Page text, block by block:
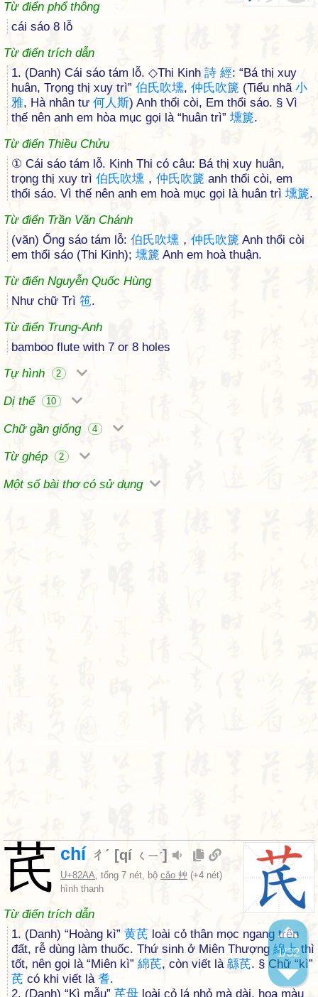
1/32
Từ điển phổ thông
cái sáo 8 lỗ
Từ điển trích dẫn
1. (Danh) Cái sáo tám lỗ. ◇Thi Kinh 詩 經: “Bá thị xuy
huân, Trọng thị xuy trì” 伯氏吹壎, 仲氏吹篪 (Tiểu nhã 小
雅, Hà nhân tư 何人斯) Anh thổi còi, Em thổi sáo. § Vì
thế nên anh em hòa mục gọi là “huân trì” 壎篪.
Từ điển Thiều Chửu
① Cái sáo tám lỗ. Kinh Thi có câu: Bá thị xuy huân,
trọng thị xuy trì 伯氏吹壎 ， 仲氏吹篪 anh thổi còi, em
thổi sáo. Vì thế nên anh em hoà mục gọi là huân trì 壎篪.
Từ điển Trần Văn Chánh
(văn) Ống sáo tám lỗ: 伯氏吹壎 ， 仲氏吹篪 Anh thổi còi
em thổi sáo (Thi Kinh); 壎篪 Anh em hoà thuận.
Từ điển Nguyễn Quốc Hùng
Như chữ Trì 竾.
Từ điển Trung-Anh
bamboo flute with 7 or 8 holes
Tự hình
2
Dị thể 10
Chữ gần giống 4
Từ ghép 2
Một số bài thơ có sử dụng
芪 chí ㄔˊ [qí ㄑㄧˊ]
U+82AA, tổng 7 nét, bộ cǎo 艸 (+4 nét)
hình thanh
Từ điển trích dẫn
1. (Danh) “Hoàng kì” 黄芪 loài cỏ thân mọc ngang trên
đất, rễ dùng làm thuốc. Thứ sinh ở Miên Thượng 綿上thì
tốt, nên gọi là “Miên kì” 綿芪, còn viết là 緜芪. § Chữ “kì”
芪 có khi viết là 耆.
2. (Danh) “Kì mẫu” 芪母 loài cỏ lá nhỏ mà dài, hoa màu